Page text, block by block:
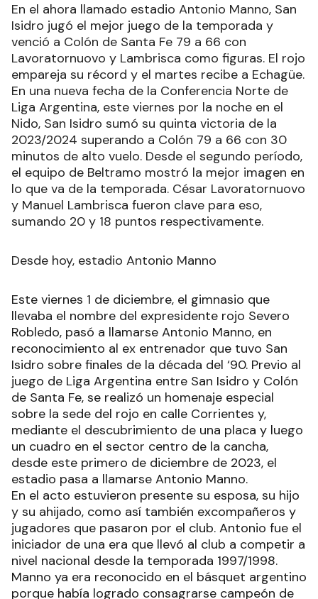
En el ahora llamado estadio Antonio Manno, San
Isidro jugó el mejor juego de la temporada y
venció a Colón de Santa Fe 79 a 66 con
Lavoratornuovo y Lambrisca como figuras. El rojo
empareja su récord y el martes recibe a Echagüe.
En una nueva fecha de la Conferencia Norte de
Liga Argentina, este viernes por la noche en el
Nido, San Isidro sumó su quinta victoria de la
2023/2024 superando a Colón 79 a 66 con 30
minutos de alto vuelo. Desde el segundo período,
el equipo de Beltramo mostró la mejor imagen en
lo que va de la temporada. César Lavoratornuovo
y Manuel Lambrisca fueron clave para eso,
sumando 20 y 18 puntos respectivamente.
Desde hoy, estadio Antonio Manno
Este viernes 1 de diciembre, el gimnasio que
llevaba el nombre del expresidente rojo Severo
Robledo, pasó a llamarse Antonio Manno, en
reconocimiento al ex entrenador que tuvo San
Isidro sobre finales de la década del ‘90. Previo al
juego de Liga Argentina entre San Isidro y Colón
de Santa Fe, se realizó un homenaje especial
sobre la sede del rojo en calle Corrientes y,
mediante el descubrimiento de una placa y luego
un cuadro en el sector centro de la cancha,
desde este primero de diciembre de 2023, el
estadio pasa a llamarse Antonio Manno.
En el acto estuvieron presente su esposa, su hijo
y su ahijado, como así también excompañeros y
jugadores que pasaron por el club. Antonio fue el
iniciador de una era que llevó al club a competir a
nivel nacional desde la temporada 1997/1998.
Manno ya era reconocido en el básquet argentino
porque había logrado consagrarse campeón de